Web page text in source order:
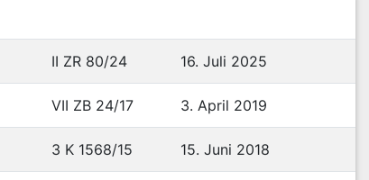
II ZR 80/24 16. Juli 2025
VII ZB 24/17 3. April 2019
3 K 1568/15 15. Juni 2018